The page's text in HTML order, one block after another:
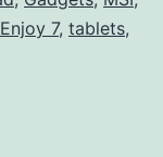
7, tablets,